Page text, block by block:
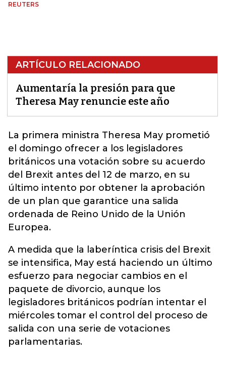
REUTERS
ARTÍCULO RELACIONADO
Aumentaría la presión para que
Theresa May renuncie este año
La primera ministra Theresa May prometió
el domingo ofrecer a los legisladores
británicos una votación sobre su acuerdo
del Brexit antes del 12 de marzo, en su
último intento por obtener la aprobación
de un plan que garantice una salida
ordenada de Reino Unido de la Unión
Europea.
A medida que la laberíntica crisis del Brexit
se intensifica, May está haciendo un último
esfuerzo para negociar cambios en el
paquete de divorcio, aunque los
legisladores británicos podrían intentar el
miércoles tomar el control del proceso de
salida con una serie de votaciones
parlamentarias.